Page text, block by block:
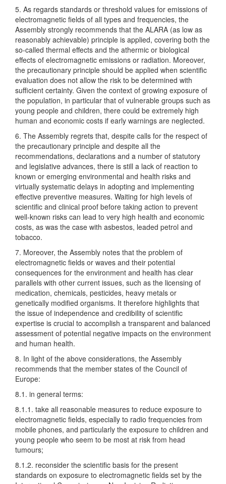
5. As regards standards or threshold values for emissions of
electromagnetic fields of all types and frequencies, the
Assembly strongly recommends that the ALARA (as low as
reasonably achievable) principle is applied, covering both the
so-called thermal effects and the athermic or biological
effects of electromagnetic emissions or radiation. Moreover,
the precautionary principle should be applied when scientific
evaluation does not allow the risk to be determined with
sufficient certainty. Given the context of growing exposure of
the population, in particular that of vulnerable groups such as
young people and children, there could be extremely high
human and economic costs if early warnings are neglected.
6. The Assembly regrets that, despite calls for the respect of
the precautionary principle and despite all the
recommendations, declarations and a number of statutory
and legislative advances, there is still a lack of reaction to
known or emerging environmental and health risks and
virtually systematic delays in adopting and implementing
effective preventive measures. Waiting for high levels of
scientific and clinical proof before taking action to prevent
well-known risks can lead to very high health and economic
costs, as was the case with asbestos, leaded petrol and
tobacco.
7. Moreover, the Assembly notes that the problem of
electromagnetic fields or waves and their potential
consequences for the environment and health has clear
parallels with other current issues, such as the licensing of
medication, chemicals, pesticides, heavy metals or
genetically modified organisms. It therefore highlights that
the issue of independence and credibility of scientific
expertise is crucial to accomplish a transparent and balanced
assessment of potential negative impacts on the environment
and human health.
8. In light of the above considerations, the Assembly
recommends that the member states of the Council of
Europe:
8.1. in general terms:
8.1.1. take all reasonable measures to reduce exposure to
electromagnetic fields, especially to radio frequencies from
mobile phones, and particularly the exposure to children and
young people who seem to be most at risk from head
tumours;
8.1.2. reconsider the scientific basis for the present
standards on exposure to electromagnetic fields set by the